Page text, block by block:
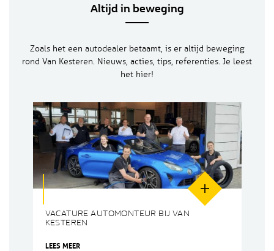
Altijd in beweging
Zoals het een autodealer betaamt, is er altijd beweging
rond Van Kesteren. Nieuws, acties, tips, referenties. Je leest
het hier!
VACATURE AUTOMONTEUR BIJ VAN
KESTEREN
LEES MEER